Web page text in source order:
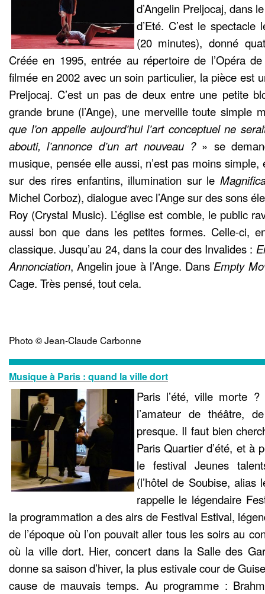
d’Angelin Preljocaj, dans
d’Eté. C’est le spectacle
(20 minutes), donné
Créée en 1995, entrée au répertoire de l’Opéra de
filmée en 2002 avec un soin particulier, la pièce est
Preljocaj. C’est un pas de deux entre une petite
grande brune (l’Ange), une merveille toute simple
que l’on appelle aujourd’hui l’art conceptuel ne
abouti, l’annonce d’un art nouveau ?» se
musique, pensée elle aussi, n’est pas moins
sur des rires enfantins, illumination sur le
Michel Corboz), dialogue avec l’Ange sur des sons
Roy (Crystal Music). L’église est comble, le public
aussi bon que dans les petites formes. Celle-ci,
classique. Jusqu’au 24, dans la cour des Invalides :
Annonciation, Angelin joue à l’Ange. DansEmpty
Cage. Très pensé, tout cela.
Photo © Jean-Claude Carbonne
Musique à Paris : quand la ville dort
Paris l’été, ville morte
l’amateur de théâtre,
presque. Il faut bien
Paris Quartier d’été, et à
le festival Jeunes
(l’hôtel de Soubise, alias
rappelle le légendaire
la programmation a des airs de Festival Estival,
de l’époque où l’on pouvait aller tous les soirs au
où la ville dort. Hier, concert dans la Salle des
donne sa saison d’hiver, la plus estivale cour de
cause de mauvais temps. Au programme :